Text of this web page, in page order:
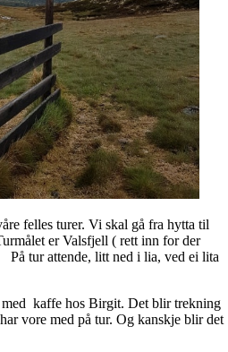
felles turer. Vi skal gå fra hytta til
er Valsfjell ( rett inn for der
På tur attende, litt ned i lia, ved ei lita
kaffe hos Birgit. Det blir trekning
vore med på tur. Og kanskje blir det